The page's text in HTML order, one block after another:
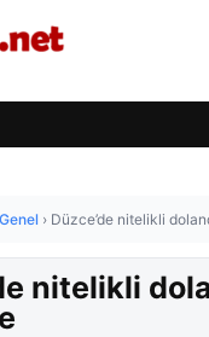
Genel › Düzce’de nitelikli
nitelikli